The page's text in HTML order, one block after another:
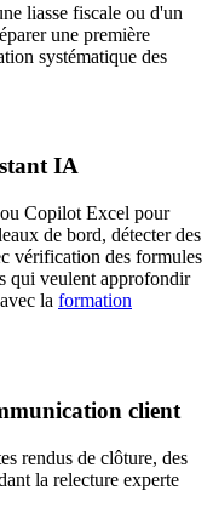
liasse fiscale ou d'un
une première
systématique des
IA
Copilot Excel pour
de bord, détecter des
vérification des formules
qui veulent approfondir
la formation
client
rendus de clôture, des
la relecture experte